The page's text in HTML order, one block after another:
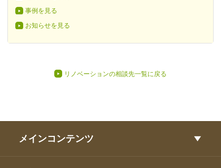
事例を見る
お知らせを見る
リノベーションの相談先一覧に戻る
メインコンテンツ